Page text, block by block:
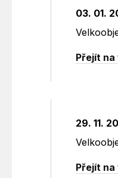
03. 01.
Přejít
29. 11.
Přejít